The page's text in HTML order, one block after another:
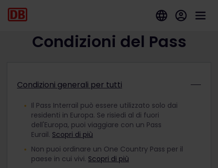
Condizioni del Pass
Condizioni generali per tutti
Il Pass Interrail può essere utilizzato solo dai
residenti in Europa. Se risiedi al di fuori
dell'Europa, puoi viaggiare con un Pass
Eurail. Scopri di più
Non puoi ordinare un One Country Pass per il
paese in cui vivi. Scopri di più